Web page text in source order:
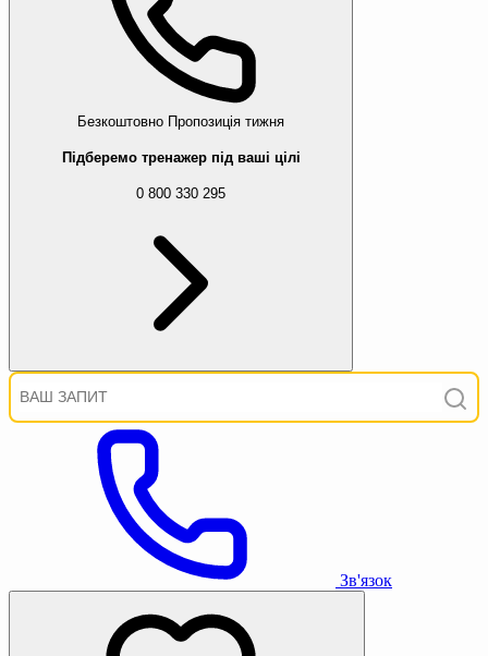
Безкоштовно Пропозиція тижня
Підберемо тренажер під ваші цілі
0 800 330 295
Зв'язок